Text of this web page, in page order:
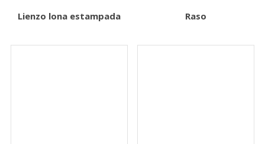
Lienzo lona estampada Raso